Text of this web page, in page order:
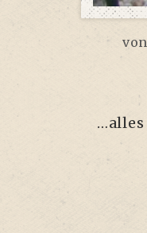
von